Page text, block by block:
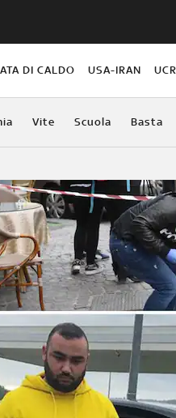
DI CALDO USA-IRAN
Vite Scuola Basta